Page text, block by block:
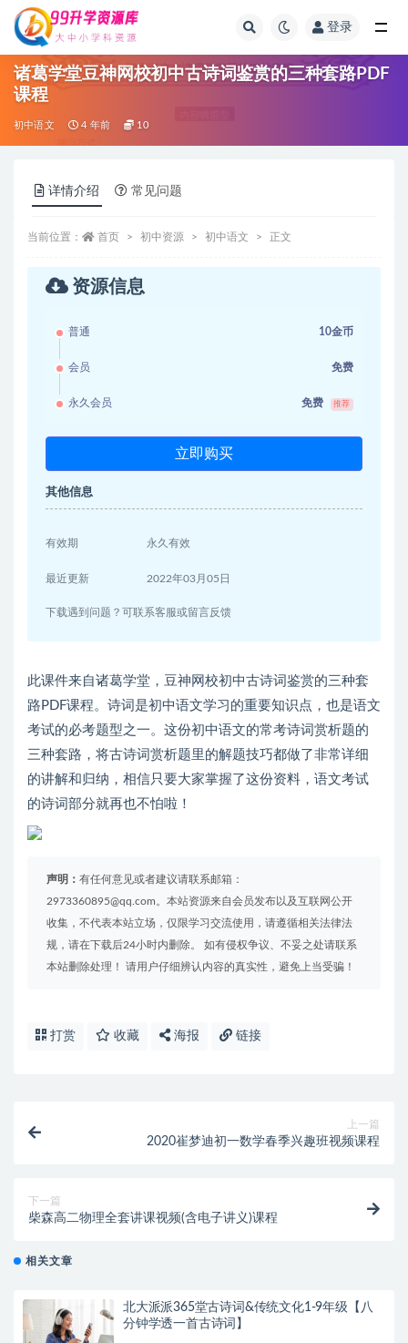
登录
诸葛学堂豆神网校初中古诗词鉴赏的三种套路PDF
课程
初中语文 4 年前 10
详情介绍 常见问题
当前位置： 首页 初中资源 初中语文 正文
资源信息
普通 10金币
会员 免费
永久会员 免费 推荐
立即购买
其他信息
有效期 永久有效
最近更新 2022年03月05日
下载遇到问题？可联系客服或留言反馈
此课件来自诸葛学堂，豆神网校初中古诗词鉴赏的三种套
路PDF课程。诗词是初中语文学习的重要知识点，也是语文
考试的必考题型之一。这份初中语文的常考诗词赏析题的
三种套路，将古诗词赏析题里的解题技巧都做了非常详细
的讲解和归纳，相信只要大家掌握了这份资料，语文考试
的诗词部分就再也不怕啦！
声明： 有任何意见或者建议请联系邮箱：
2973360895@qq.com。本站资源来自会员发布以及互联网公开
收集，不代表本站立场，仅限学习交流使用，请遵循相关法律法
规，请在下载后24小时内删除。 如有侵权争议、不妥之处请联系
本站删除处理！ 请用户仔细辨认内容的真实性，避免上当受骗！
打赏 收藏 海报 链接
上一篇
2020崔梦迪初一数学春季兴趣班视频课程
下一篇
柴森高二物理全套讲课视频(含电子讲义)课程
相关文章
北大派派365堂古诗词&传统文化1-9年级【八
分钟学透一首古诗词】